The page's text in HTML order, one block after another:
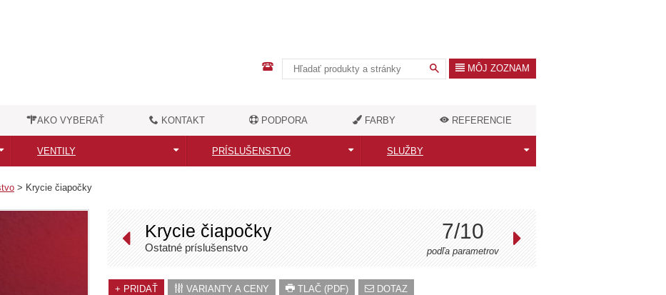
MÔJ ZOZNAM
AKO VYBERAŤ KONTAKT PODPORA FARBY REFERENCIE
VENTILY
Všetky ventily
Moderné ventily
PRÍSLUŠENSTVO
Elektrické vykurovacie tyče
Madlá na radiátory
SLUŽBY
Konfigurátor
Služby architekta
> Krycie čiapočky
7/10
podľa parametrov
Krycie čiapočky
Ostatné príslušenstvo
+ PRIDAŤ VARIANTY A CENY TLAČ (PDF) DOTAZ